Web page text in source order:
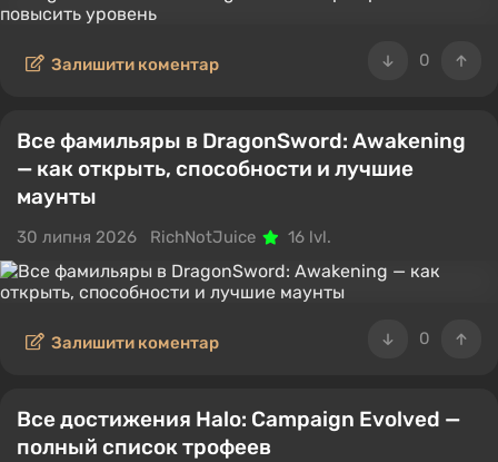
0
Залишити коментар
Все фамильяры в DragonSword: Awakening
— как открыть, способности и лучшие
маунты
30 липня 2026 RichNotJuice 16 lvl.
0
Залишити коментар
Все достижения Halo: Campaign Evolved —
полный список трофеев